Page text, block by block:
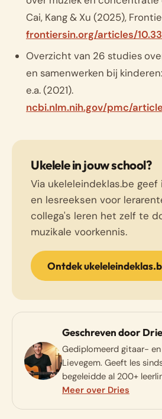
Cai, Kang & Xu (2025),
frontiersin.org/articles/
Overzicht van 26 studies
en samenwerken bij
e.a. (2021).
ncbi.nlm.nih.gov/pmc/
Ukelele in jouw school?
Via ukeleleindeklas.be
en lesreeksen voor
collega's leren het zelf te
muzikale voorkennis.
Ontdek
Geschreven door
Gediplomeerd gitaar- en
Lievegem. Geeft les
begeleidde al 200+
Meer over Dries